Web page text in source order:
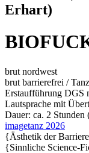
Erhart)
brut nordwest
brut barrierefrei /
Erstaufführung DGS
Lautsprache mit
Dauer: ca. 2 Stunden
imagetanz 2026
{Ästhetik der
{Sinnliche Science-